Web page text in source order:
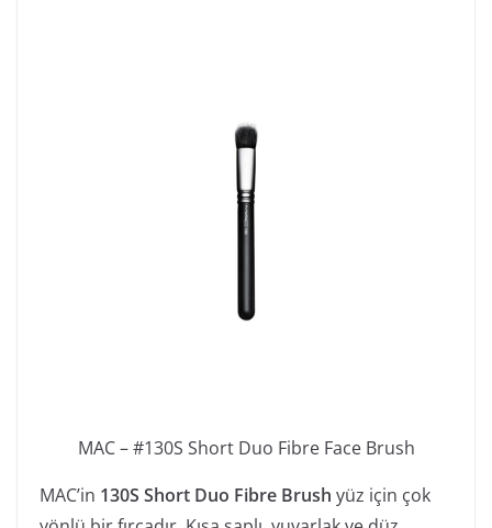
MAC – #130S Short Duo Fibre Face Brush
MAC’in 130S Short Duo Fibre Brush yüz için çok